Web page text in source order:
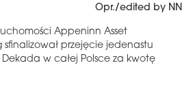
Opr./edited by NN
Appeninn Asset
przejęcie jedenastu
w całej Polsce za kwotę